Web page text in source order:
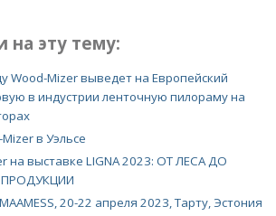
на эту тему:
Wood-Mizer выведет на Европейский
в индустрии ленточную пилораму на
в Уэльсе
на выставке LIGNA 2023: ОТ ЛЕСА ДО
20-22 апреля 2023, Тарту, Эстония